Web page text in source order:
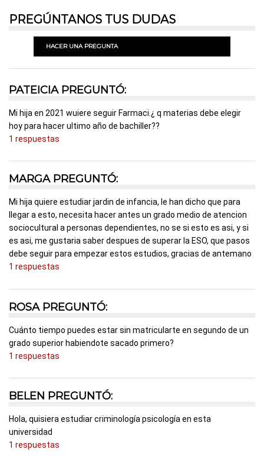
PREGÚNTANOS TUS DUDAS
HACER UNA PREGUNTA
PATEICIA PREGUNTÓ:
Mi hija en 2021 wuiere seguir Farmaci.¿ q materias debe elegir
hoy para hacer ultimo año de bachiller??
1 respuestas
MARGA PREGUNTÓ:
Mi hija quiere estudiar jardin de infancia, le han dicho que para
llegar a esto, necesita hacer antes un grado medio de atencion
sociocultural a personas dependientes, no se si esto es asi, y si
es asi, me gustaria saber despues de superar la ESO, que pasos
debe seguir para empezar estos estudios, gracias de antemano
1 respuestas
ROSA PREGUNTÓ:
Cuánto tiempo puedes estar sin matricularte en segundo de un
grado superior habiendote sacado primero?
1 respuestas
BELEN PREGUNTÓ:
Hola, quisiera estudiar criminología psicología en esta
universidad
1 respuestas